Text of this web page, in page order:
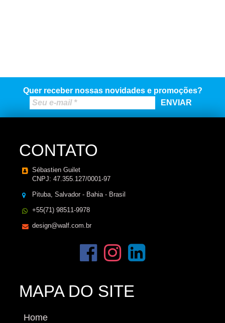
Quer receber nossas novidades e promoções?
CONTATO
Sébastien Guilet
CNPJ: 47.355.127/0001-97
Pituba, Salvador - Bahia - Brasil
+55(71) 98511-9978
design@walf.com.br
MAPA DO SITE
Home